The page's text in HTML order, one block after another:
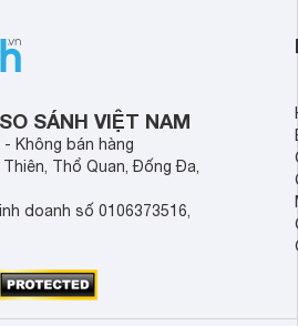
SÁNH VIỆT NAM
Không bán hàng
Thổ Quan, Đống Đa,
doanh số 0106373516,